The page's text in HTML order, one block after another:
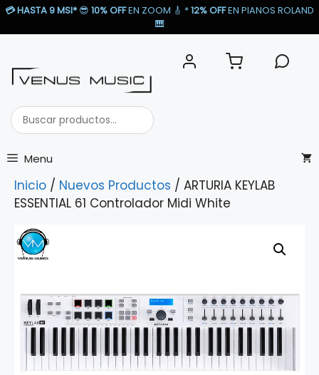
Saltar
💳HASTA 9 MSI* 😎 10% OFFEN ZOOM 🎸​ *12% OFFEN PIANOS ROLAND
🎹​
Buscar
productos...
Menu
Inicio / Nuevos Productos / ARTURIA KEYLAB
ESSENTIAL 61 Controlador Midi White